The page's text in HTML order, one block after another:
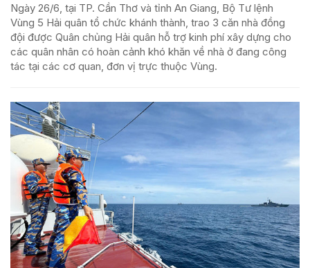
Ngày 26/6, tại TP. Cần Thơ và tỉnh An Giang, Bộ Tư lệnh
Vùng 5 Hải quân tổ chức khánh thành, trao 3 căn nhà đồng
đội được Quân chủng Hải quân hỗ trợ kinh phí xây dựng cho
các quân nhân có hoàn cảnh khó khăn về nhà ở đang công
tác tại các cơ quan, đơn vị trực thuộc Vùng.